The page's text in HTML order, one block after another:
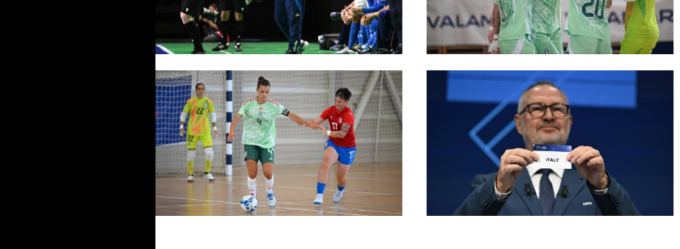
Italfutsal, doppio raduno per gli
Azzurrini: Pedrini convoca 26
giocatori fra i due gruppi
Futsal Week, l’Italia trionfa al
torneo di Porec: 3-1 alla Croazia in
finale